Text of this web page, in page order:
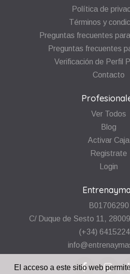
Política de
Términos y
Preguntas frecuentes
Preguntas frecuentes
Verificación de Perfil
Contacto
Ver Todos
Blog
Activar Caja
Registrate
Login
B01706290
C/ Duque de Sesto 11,
(+34)
El acceso a este sitio web